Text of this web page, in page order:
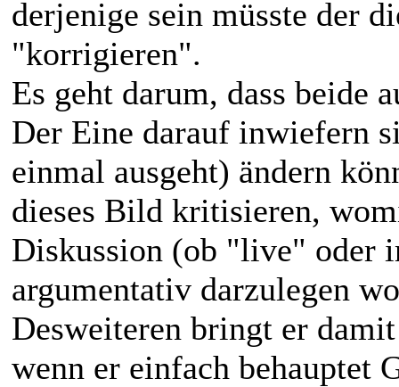
derjenige sein müsste der
"korrigieren".
Es geht darum, dass beide
Der Eine darauf inwiefern
einmal ausgeht) ändern
dieses Bild kritisieren,
Diskussion (ob "live" oder
argumentativ darzulegen
Desweiteren bringt er
wenn er einfach behauptet